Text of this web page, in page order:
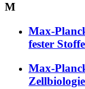
M
Max-
fester
Max-